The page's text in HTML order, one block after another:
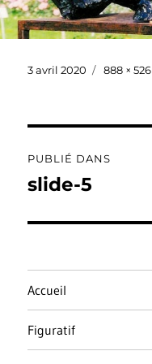
Publié
3 avril 2020
Taille
888 × 526
de
PUBLIÉ DANS
slide-5
Accueil
Figuratif